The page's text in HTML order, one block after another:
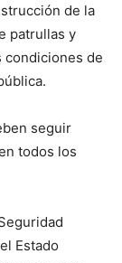
de la
patrullas y
condiciones de
seguir
todos los
Estado